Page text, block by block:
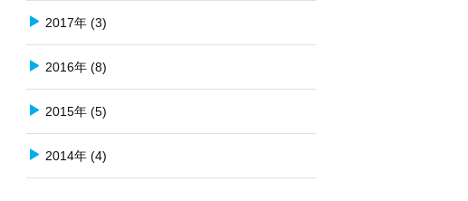
2017年 (3)
2016年 (8)
2015年 (5)
2014年 (4)